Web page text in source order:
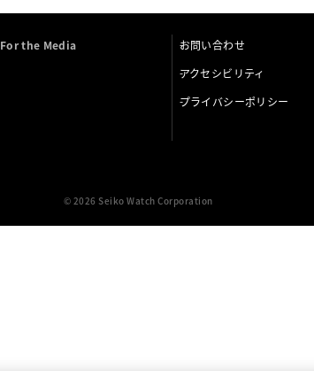
For the Media
お問い合わせ
アクセシビリティ
プライバシーポリシー
© 2026 Seiko Watch Corporation